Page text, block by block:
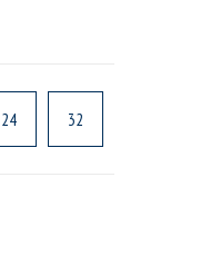
24 32